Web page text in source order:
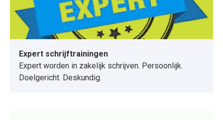
Expert schrijftrainingen
Expert worden in zakelijk schrijven. Persoonlijk.
Doelgericht. Deskundig.